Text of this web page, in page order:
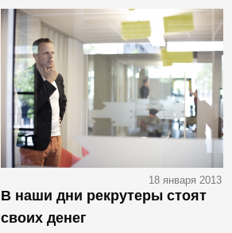
18 января 2013
В наши дни рекрутеры стоят
своих денег